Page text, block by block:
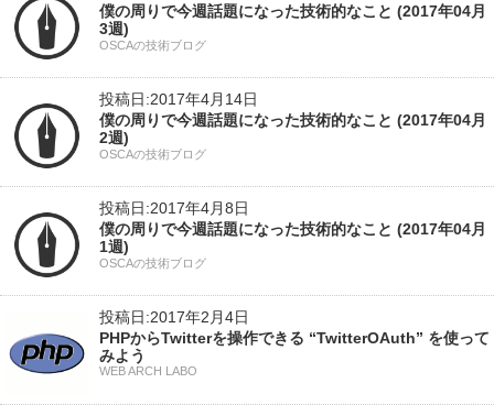
僕の周りで今週話題になった技術的なこと (2017年04月
3週)
OSCAの技術ブログ
投稿日:2017年4月14日
僕の周りで今週話題になった技術的なこと (2017年04月
2週)
OSCAの技術ブログ
投稿日:2017年4月8日
僕の周りで今週話題になった技術的なこと (2017年04月
1週)
OSCAの技術ブログ
投稿日:2017年2月4日
PHPからTwitterを操作できる “TwitterOAuth” を使って
みよう
WEB ARCH LABO